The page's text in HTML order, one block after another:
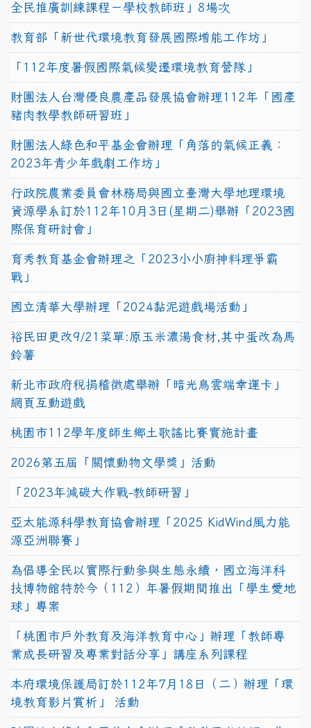
全民推廣訓練課程－學校教師班」8場次
教育部「新世代環境教育發展國際增能工作坊」
「112年度暑假國際氣候變遷環境教育營隊」
財團法人台灣優良農產品發展協會辦理112年「國產
豬肉教學教師研習班」
財團法人綠色和平基金會辦理「角落的氣候正義：
2023年青少年戲劇工作坊」
行政院農業委員會林務局與國立臺灣大學地理環境
資源學系訂於112年10月3日(星期二)舉辦「2023國
際保育研討會」
育秀教育基金會辦理之「2023小小廚神料理爭霸
戰」
國立清華大學辦理「2024黏泥遊戲場活動」
裕民田更改9/21菜單:原玉米濃湯食材,其中蛋改為馬
鈴薯
新北市政府稅捐稽徵處舉辦「暗光鳥雲端幸運卡」
網頁互動遊戲
桃園市112學年度師生鄉土歌謠比賽實施計畫
2026第五屆「關懷動物文學獎」活動
「2023年減碳大作戰-教師研習」
亞太能源科學教育協會辦理「2025 KidWind風力能
源亞洲聯賽」
為倡導全民以實際行動參與生態永續，國立海洋科
技博物館特於今（112）年暑假期間推出「學生愛地
球」專案
「桃園市戶外教育及海洋教育中心」辦理「教師專
業成長研習及專業對話分享」講座系列課程
本府環境保護局訂於112年7月18日（二）辦理「環
境教育影片賞析」 活動